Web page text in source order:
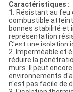
Caractéristiques :
1. Résistant au feu
combustible atteint
bonnes stabilité et
représentation
C'est une isolation
2. Imperméable et
réduire la
murs. Il peut
environnements
n'est pas facile de